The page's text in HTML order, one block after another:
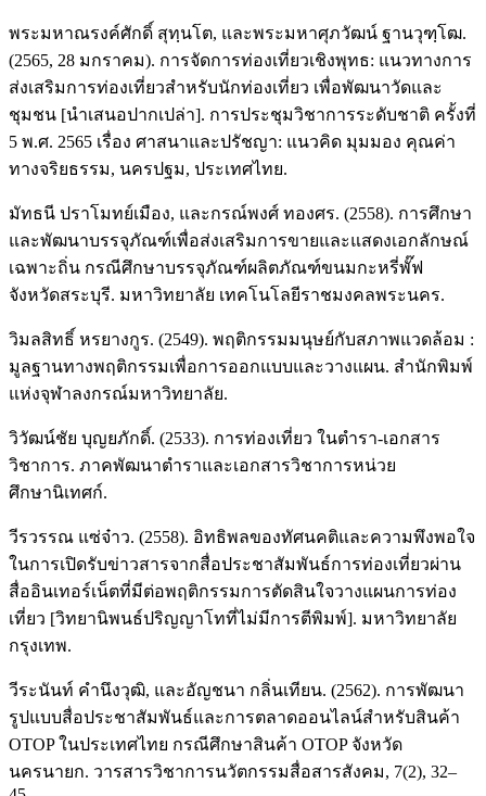
พระมหาณรงค์ศักดิ์ สุทฺนโต, และพระมหาศุภวัฒน์ ฐานวุฑฺโฒ.
(2565, 28 มกราคม). การจัดการท่องเที่ยวเชิงพุทธ: แนวทางการ
ส่งเสริมการท่องเที่ยวสำหรับนักท่องเที่ยว เพื่อพัฒนาวัดและ
ชุมชน [นำเสนอปากเปล่า]. การประชุมวิชาการระดับชาติ ครั้งที่
5 พ.ศ. 2565 เรื่อง ศาสนาและปรัชญา: แนวคิด มุมมอง คุณค่า
ทางจริยธรรม, นครปฐม, ประเทศไทย.
มัทธนี ปราโมทย์เมือง, และกรณ์พงศ์ ทองศร. (2558). การศึกษา
และพัฒนาบรรจุภัณฑ์เพื่อส่งเสริมการขายและแสดงเอกลักษณ์
เฉพาะถิ่น กรณีศึกษาบรรจุภัณฑ์ผลิตภัณฑ์ขนมกะหรี่พั๊ฟ
จังหวัดสระบุรี. มหาวิทยาลัย เทคโนโลยีราชมงคลพระนคร.
วิมลสิทธิ์ หรยางกูร. (2549). พฤติกรรมมนุษย์กับสภาพแวดล้อม :
มูลฐานทางพฤติกรรมเพื่อการออกแบบและวางแผน. สำนักพิมพ์
แห่งจุฬาลงกรณ์มหาวิทยาลัย.
วิวัฒน์ชัย บุญยภักดิ์. (2533). การท่องเที่ยว ในตำรา-เอกสาร
วิชาการ. ภาคพัฒนาตำราและเอกสารวิชาการหน่วย
ศึกษานิเทศก์.
วีรวรรณ แซ่จ๋าว. (2558). อิทธิพลของทัศนคติและความพึงพอใจ
ในการเปิดรับข่าวสารจากสื่อประชาสัมพันธ์การท่องเที่ยวผ่าน
สื่ออินเทอร์เน็ตที่มีต่อพฤติกรรมการตัดสินใจวางแผนการท่อง
เที่ยว [วิทยานิพนธ์ปริญญาโทที่ไม่มีการตีพิมพ์]. มหาวิทยาลัย
กรุงเทพ.
วีระนันท์ คำนึงวุฒิ, และอัญชนา กลิ่นเทียน. (2562). การพัฒนา
รูปแบบสื่อประชาสัมพันธ์และการตลาดออนไลน์สำหรับสินค้า
OTOP ในประเทศไทย กรณีศึกษาสินค้า OTOP จังหวัด
นครนายก. วารสารวิชาการนวัตกรรมสื่อสารสังคม, 7(2), 32–